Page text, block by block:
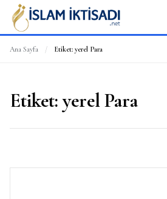
Ana Sayfa / Etiket: yerel Para
Etiket:yerel Para